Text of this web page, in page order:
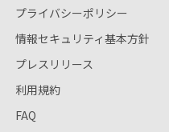
プライバシーポリシー
情報セキュリティ基本方針
プレスリリース
利用規約
FAQ